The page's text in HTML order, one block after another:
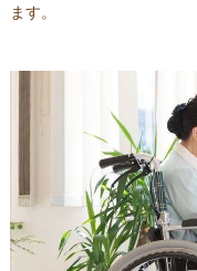
ます。